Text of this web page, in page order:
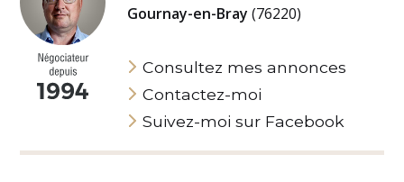
Gournay-en-Bray(76220)
Consultez mes annonces
Contactez-moi
Suivez-moi sur Facebook